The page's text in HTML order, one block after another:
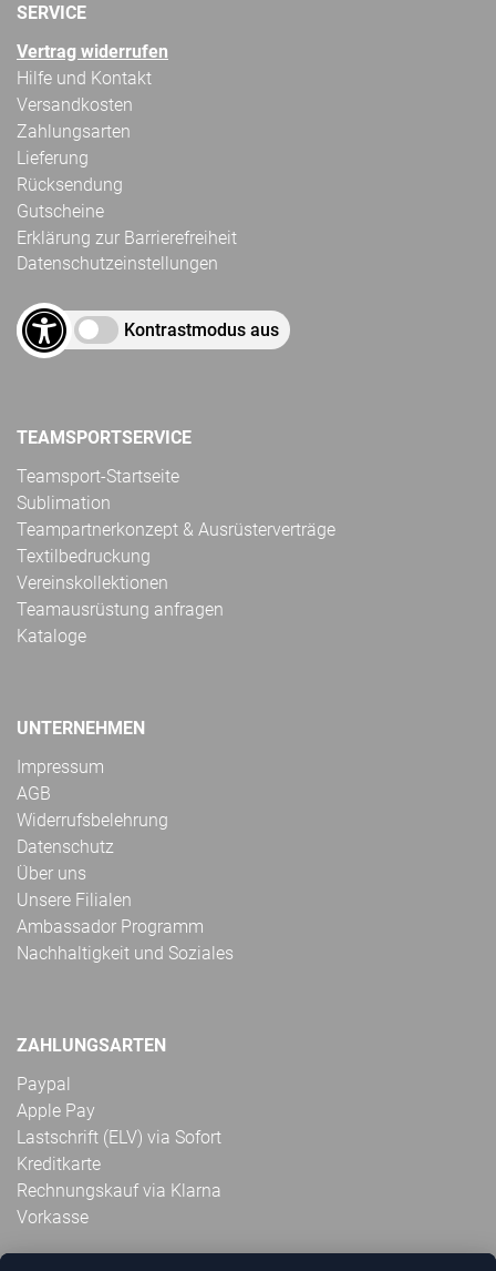
SERVICE
Vertrag widerrufen
Hilfe und Kontakt
Versandkosten
Zahlungsarten
Lieferung
Rücksendung
Gutscheine
Erklärung zur Barrierefreiheit
Datenschutzeinstellungen
Kontrastmodus aus
TEAMSPORTSERVICE
Teamsport-Startseite
Sublimation
Teampartnerkonzept & Ausrüsterverträge
Textilbedruckung
Vereinskollektionen
Teamausrüstung anfragen
Kataloge
UNTERNEHMEN
Impressum
AGB
Widerrufsbelehrung
Datenschutz
Über uns
Unsere Filialen
Ambassador Programm
Nachhaltigkeit und Soziales
ZAHLUNGSARTEN
Paypal
Apple Pay
Lastschrift (ELV) via Sofort
Kreditkarte
Rechnungskauf via Klarna
Vorkasse